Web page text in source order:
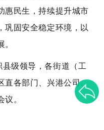
惠民生，持续提升城市
巩固安全稳定环境，以
县级领导，各街道（工
直各部门、兴港公司、
。